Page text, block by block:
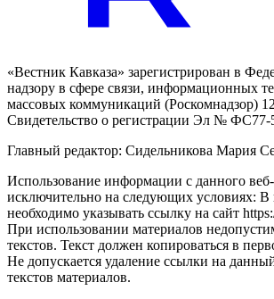
«Вестник Кавказа» зарегистрирован в
надзору в сфере связи, информационных
массовых коммуникаций (Роскомнадзор)
Свидетельство о регистрации Эл № ФС77-
Главный редактор: Сидельникова Мария
Использование информации с данного
исключительно на следующих условиях: В
необходимо указывать ссылку на сайт
При использовании материалов
текстов. Текст должен копироваться в
Не допускается удаление ссылки на
текстов материалов.